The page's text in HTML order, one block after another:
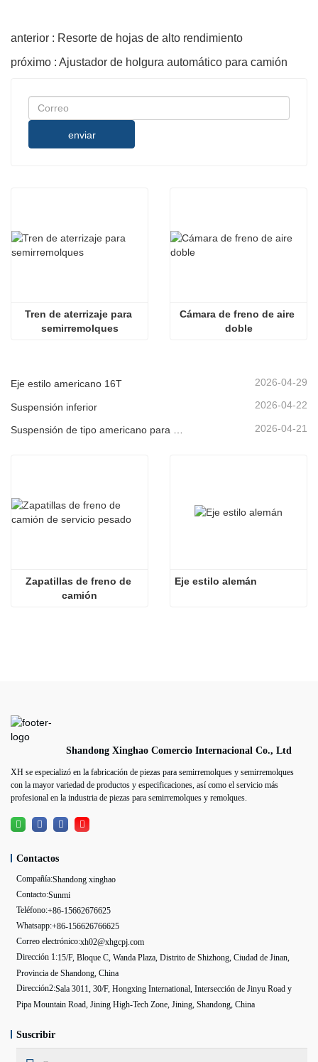
anterior : Resorte de hojas de alto rendimiento
próximo : Ajustador de holgura automático para camión
enviar
Tren de aterrizaje para
semirremolques
Cámara de freno de aire
doble
Eje estilo americano 16T 2026-04-29
Suspensión inferior 2026-04-22
2026-04-21
Zapatillas de freno de
camión
Eje estilo alemán
Shandong Xinghao Comercio Internacional Co., Ltd
XH se especializó en la fabricación de piezas para semirremolques y semirremolques
con la mayor variedad de productos y especificaciones, así como el servicio más
profesional en la industria de piezas para semirremolques y remolques.
Contactos
Compañía:Shandong xinghao
Contacto:Sunmi
Teléfono:+86-15662676625
Whatsapp:+86-156626766625
Correo electrónico:xh02@xhgcpj.com
Dirección 1:15/F, Bloque C, Wanda Plaza, Distrito de Shizhong, Ciudad de Jinan,
Provincia de Shandong, China
Dirección2:Sala 3011, 30/F, Hongxing International, Intersección de Jinyu Road y
Pipa Mountain Road, Jining High-Tech Zone, Jining, Shandong, China
Suscribir